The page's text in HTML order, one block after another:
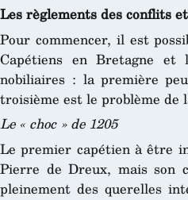
Les règlements des conflits
Pour commencer, il est
Capétiens en Bretagne et
nobiliaires : la première
troisième est le problème de
Le « choc » de 1205
Le premier capétien à être
Pierre de Dreux, mais son
pleinement des querelles